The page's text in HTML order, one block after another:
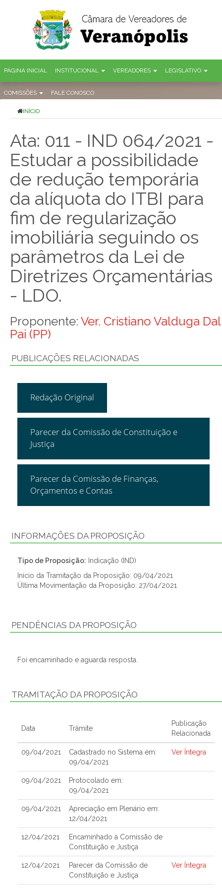
PÁGINA INICIAL INSTITUCIONAL VEREADORES LEGISLATIVO
COMISSÕES FALE CONOSCO
INÍCIO
Ata: 011 - IND 064/2021 -
Estudar a possibilidade
de redução temporária
da alíquota do ITBI para
fim de regularização
imobiliária seguindo os
parâmetros da Lei de
Diretrizes Orçamentárias
- LDO.
Proponente: Ver. Cristiano Valduga Dal
Pai (PP)
PUBLICAÇÕES RELACIONADAS
Redação Original
Parecer da Comissão de Constituição e
Justiça
Parecer da Comissão de Finanças,
Orçamentos e Contas
INFORMAÇÕES DA PROPOSIÇÃO
Tipo de Proposição: Indicação (IND)
Início da Tramitação da Proposição: 09/04/2021
Última Movimentação da Proposição: 27/04/2021
PENDÊNCIAS DA PROPOSIÇÃO
Foi encaminhado e aguarda resposta.
TRAMITAÇÃO DA PROPOSIÇÃO
Data Trâmite
Publicação
Relacionada
09/04/2021
Cadastrado no Sistema em:
09/04/2021
Ver Íntegra
09/04/2021
Protocolado em:
09/04/2021
09/04/2021
Apreciação em Plenário em:
12/04/2021
12/04/2021
Encaminhado à Comissão de
Constituição e Justiça
12/04/2021
Parecer da Comissão de
Constituição e Justiça
Ver Íntegra